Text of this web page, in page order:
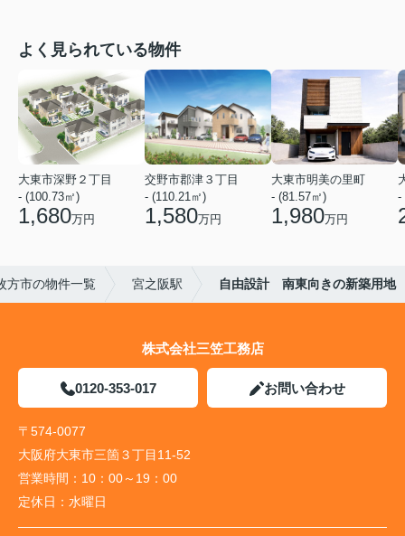
よく見られている物件
大東市深野２丁目
- (100.73㎡)
1,680万円
交野市郡津３丁目
- (110.21㎡)
1,580万円
大東市明美の里町
- (81.57㎡)
1,980万円
-
方市の物件一覧 宮之阪駅 自由設計 南東向きの新築用地
株式会社三笠工務店
0120-353-017 お問い合わせ
〒574-0077
大阪府大東市三箇３丁目11-52
営業時間： 10：00～19：00
定休日： 水曜日